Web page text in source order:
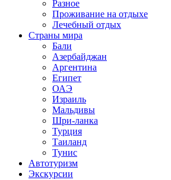
Разное
Проживание на отдыхе
Лечебный отдых
Страны мира
Бали
Азербайджан
Аргентина
Египет
ОАЭ
Израиль
Мальдивы
Шри-ланка
Турция
Таиланд
Тунис
Автотуризм
Экскурсии